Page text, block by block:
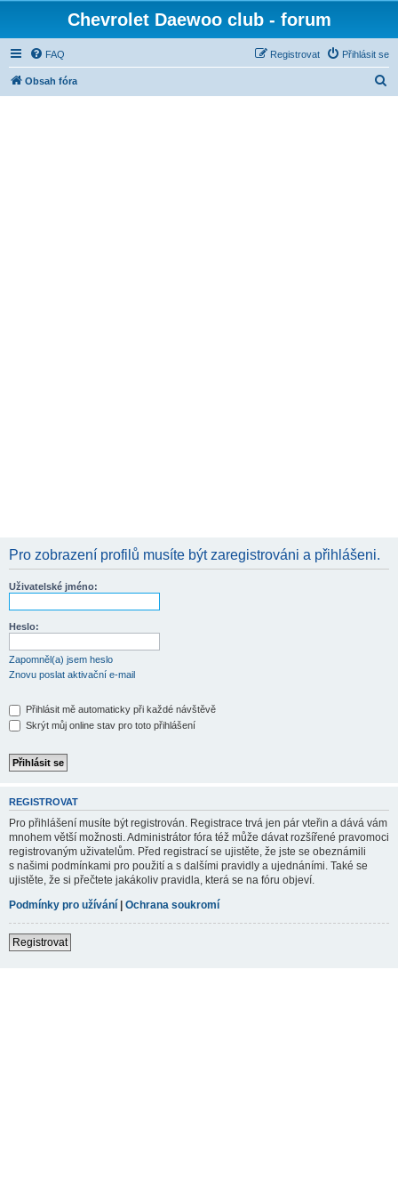
Chevrolet Daewoo club - forum
FAQ Přihlásit se
Registrovat
Obsah fóra
Pro zobrazení profilů musíte být zaregistrováni a přihlášeni.
Uživatelské jméno:
Heslo:
Zapomněl(a) jsem heslo
Znovu poslat aktivační e-mail
Přihlásit mě automaticky při každé návštěvě
Skrýt můj online stav pro toto přihlášení
REGISTROVAT
Pro přihlášení musíte být registrován. Registrace trvá jen pár vteřin a dává vám
mnohem větší možnosti. Administrátor fóra též může dávat rozšířené pravomoci
registrovaným uživatelům. Před registrací se ujistěte, že jste se obeznámili
s našimi podmínkami pro použití a s dalšími pravidly a ujednáními. Také se
ujistěte, že si přečtete jakákoliv pravidla, která se na fóru objeví.
Podmínky pro užívání | Ochrana soukromí
Registrovat